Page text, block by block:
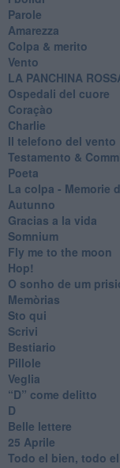
Parole
Amarezza
Colpa & merito
Vento
​LA PANCHINA
Ospedali del cuore
Coraçào
Charlie
Il telefono del vento
Testamento &
Poeta
​La colpa - Memorie
Autunno
Gracias a la vida
Somnium
Fly me to the moon
Hop!
O sonho de um
Memòrias
Sto qui
Scrivi
Bestiario
Pillole
Veglia
​“D” come delitto
D
Belle lettere
25 Aprile
Todo el bien, todo